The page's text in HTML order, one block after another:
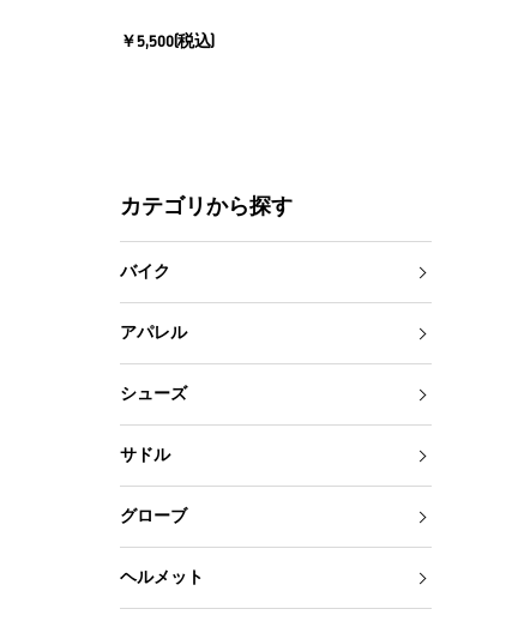
￥5,500(税込)
カテゴリから探す
バイク
アパレル
シューズ
サドル
グローブ
ヘルメット